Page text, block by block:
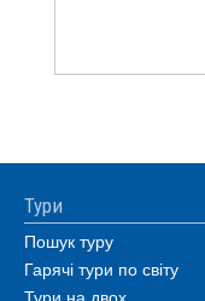
Тури
Пошук туру
Гарячі тури по світу
Тури на двох